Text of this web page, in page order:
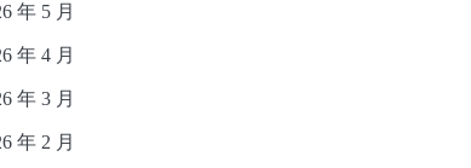
年 5 月
年 4 月
年 3 月
年 2 月